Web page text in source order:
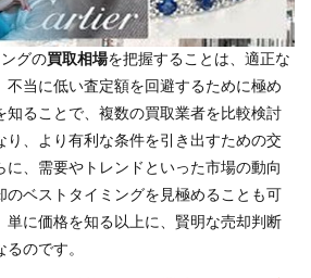
グの買取相場を把握することは、適正な
不当に低い査定額を回避するために極め
知ることで、複数の買取業者を比較検討
り、より有利な条件を引き出すための交
に、需要やトレンドといった市場の動向
ベストタイミングを見極めることも可
単に価格を知る以上に、賢明な売却判断
のです。